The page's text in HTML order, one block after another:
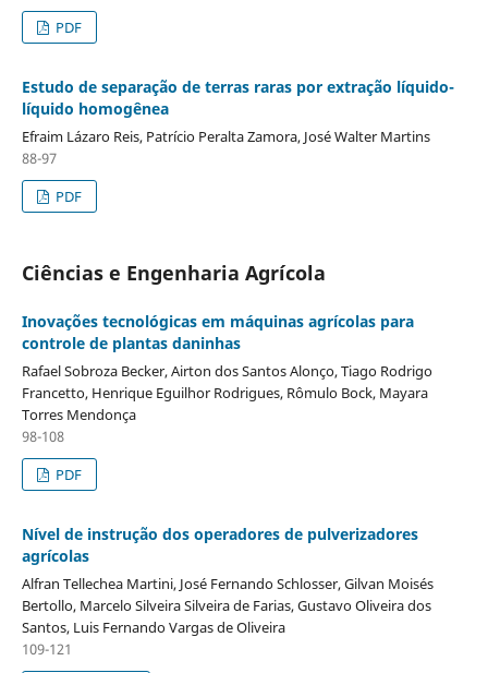
PDF
Estudo de separação de terras raras por extração líquido-
líquido homogênea
Efraim Lázaro Reis, Patrício Peralta Zamora, José Walter Martins
88-97
PDF
Ciências e Engenharia Agrícola
Inovações tecnológicas em máquinas agrícolas para
controle de plantas daninhas
Rafael Sobroza Becker, Airton dos Santos Alonço, Tiago Rodrigo
Francetto, Henrique Eguilhor Rodrigues, Rômulo Bock, Mayara
Torres Mendonça
98-108
PDF
Nível de instrução dos operadores de pulverizadores
agrícolas
Alfran Tellechea Martini, José Fernando Schlosser, Gilvan Moisés
Bertollo, Marcelo Silveira Silveira de Farias, Gustavo Oliveira dos
Santos, Luis Fernando Vargas de Oliveira
109-121